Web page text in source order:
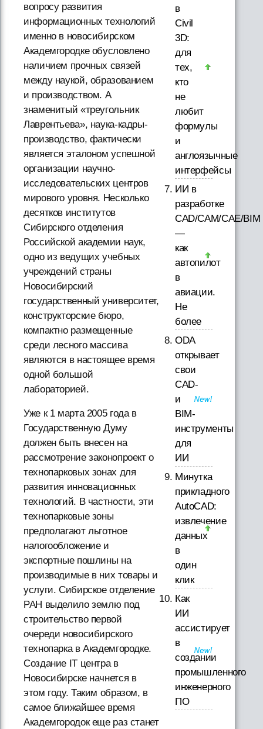
вопросу развития
информационных технологий
именно в новосибирском
Академгородке обусловлено
наличием прочных связей
между наукой, образованием
и производством. А
знаменитый «треугольник
Лаврентьева», наука-кадры-
производство, фактически
является эталоном успешной
организации научно-
исследовательских центров
мирового уровня. Несколько
десятков институтов
Сибирского отделения
Российской академии наук,
одно из ведущих учебных
учреждений страны
Новосибирский
государственный университет,
конструкторские бюро,
компактно размещенные
среди лесного массива
являются в настоящее время
одной большой
лабораторией.
Уже к 1 марта 2005 года в
Государственную Думу
должен быть внесен на
рассмотрение законопроект о
технопарковых зонах для
развития инновационных
технологий. В частности, эти
технопарковые зоны
предполагают льготное
налогообложение и
экспортные пошлины на
производимые в них товары и
услуги. Сибирское отделение
РАН выделило землю под
строительство первой
очереди новосибирского
технопарка в Академгородке.
Создание IT центра в
Новосибирске начнется в
этом году. Таким образом, в
самое ближайшее время
Академгородок еще раз станет
в
Civil
3D:
для
тех,
кто
не
любит
формулы
и
англоязычные
интерфейсы
ИИ в
разработке
CAD/CAM/CAE/BIM
—
как
автопилот
в
авиации.
Не
более
ODA
открывает
свои
CAD-
и
BIM-
инструменты
для
ИИ
Минутка
прикладного
AutoCAD:
извлечение
данных
в
один
клик
Как
ИИ
ассистирует
в
создании
промышленного
инженерного
ПО